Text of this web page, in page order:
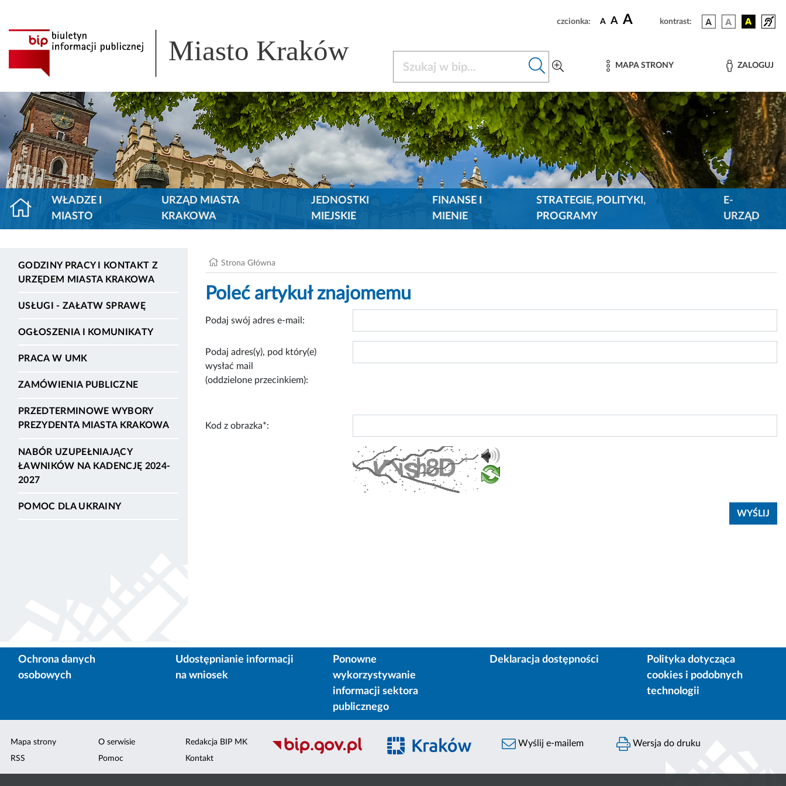
czcionka: A A A kontrast:
Miasto Kraków MAPA STRONY ZALOGUJ
WŁADZE I
MIASTO
URZĄD MIASTA
KRAKOWA
JEDNOSTKI
MIEJSKIE
FINANSE I
MIENIE
STRATEGIE, POLITYKI,
PROGRAMY
E-
URZĄD
GODZINY PRACY I KONTAKT Z
URZĘDEM MIASTA KRAKOWA
USŁUGI - ZAŁATW SPRAWĘ
OGŁOSZENIA I KOMUNIKATY
PRACA W UMK
ZAMÓWIENIA PUBLICZNE
PRZEDTERMINOWE WYBORY
PREZYDENTA MIASTA KRAKOWA
NABÓR UZUPEŁNIAJĄCY
ŁAWNIKÓW NA KADENCJĘ 2024-
2027
POMOC DLA UKRAINY
Strona Główna
Poleć artykuł znajomemu
Podaj swój adres e-mail:
Podaj adres(y), pod który(e)
wysłać mail
(oddzielone przecinkiem):
Kod z obrazka*:
Ochrona danych
osobowych
Udostępnianie informacji
na wniosek
Ponowne
wykorzystywanie
informacji sektora
publicznego
Deklaracja dostępności
Polityka dotycząca
cookies i podobnych
technologii
Mapa strony
RSS
O serwisie
Pomoc
Redakcja BIP MK
Kontakt
Wyślij e-mailem Wersja do druku